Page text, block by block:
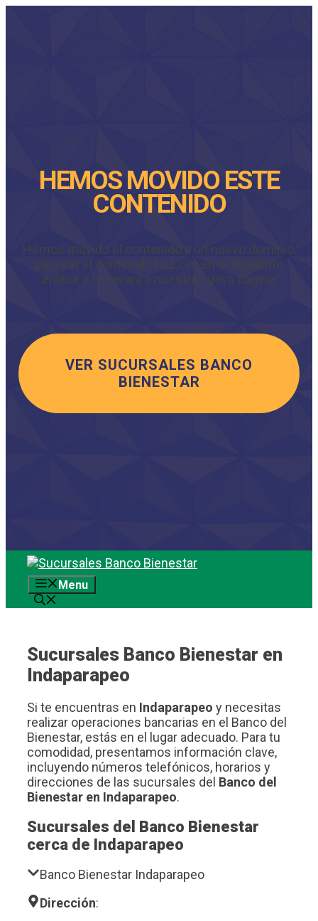
HEMOS MOVIDO ESTE
CONTENIDO
Hemos movido el contenido a un nuevo dominio,
para ver el contenido haz clic en el siguiente
enlace y te llevará a nuestra nueva página.
VER SUCURSALES BANCO
BIENESTAR
Saltar
contenidoMenu
Sucursales Banco Bienestar en
Indaparapeo
Si te encuentras en Indaparapeo y necesitas
realizar operaciones bancarias en el Banco del
Bienestar, estás en el lugar adecuado. Para tu
comodidad, presentamos información clave,
incluyendo números telefónicos, horarios y
direcciones de las sucursales del Banco del
Bienestar en Indaparapeo.
Sucursales del Banco Bienestar
cerca de Indaparapeo
Banco Bienestar Indaparapeo
Dirección: